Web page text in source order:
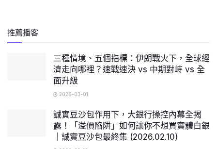
推薦播客
三種情境、五個指標：伊朗戰火下，全球經
濟走向哪裡？速戰速決 vs 中期對峙 vs 全
面升級
2026-03-01
誠實豆沙包作用下，大銀行操控內幕全揭
露！「溢價陷阱」如何讓你不想買實體白銀
｜誠實豆沙包最終集 (2026.02.10)